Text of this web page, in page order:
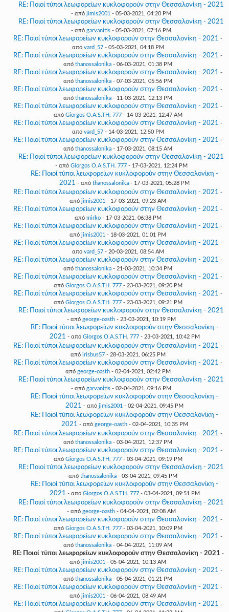
RE: Ποιοί τύποι λεωφορείων κυκλοφορούν στην Θεσσαλονίκη - 2021
- από jimis2001 - 05-03-2021, 04:20 PM
RE: Ποιοί τύποι λεωφορείων κυκλοφορούν στην Θεσσαλονίκη - 2021
- από garvanitis - 05-03-2021, 07:16 PM
RE: Ποιοί τύποι λεωφορείων κυκλοφορούν στην Θεσσαλονίκη - 2021 -
από vard_57- 05-03-2021, 04:18 PM
RE: Ποιοί τύποι λεωφορείων κυκλοφορούν στην Θεσσαλονίκη - 2021 -
από thanossalonika - 06-03-2021, 01:38 PM
RE: Ποιοί τύποι λεωφορείων κυκλοφορούν στην Θεσσαλονίκη - 2021 -
από thanossalonika - 07-03-2021, 05:56 PM
RE: Ποιοί τύποι λεωφορείων κυκλοφορούν στην Θεσσαλονίκη - 2021 -
από thanossalonika - 11-03-2021, 12:13 PM
RE: Ποιοί τύποι λεωφορείων κυκλοφορούν στην Θεσσαλονίκη - 2021 -
από Giorgos O.A.S.TH. 777- 14-03-2021, 12:47 AM
RE: Ποιοί τύποι λεωφορείων κυκλοφορούν στην Θεσσαλονίκη - 2021 -
από vard_57- 14-03-2021, 12:50 PM
RE: Ποιοί τύποι λεωφορείων κυκλοφορούν στην Θεσσαλονίκη - 2021 -
από thanossalonika - 17-03-2021, 08:15 AM
RE: Ποιοί τύποι λεωφορείων κυκλοφορούν στην Θεσσαλονίκη - 2021
- από Giorgos O.A.S.TH. 777- 17-03-2021, 12:24 PM
RE: Ποιοί τύποι λεωφορείων κυκλοφορούν στην Θεσσαλονίκη -
2021 - από thanossalonika - 17-03-2021, 05:28 PM
RE: Ποιοί τύποι λεωφορείων κυκλοφορούν στην Θεσσαλονίκη - 2021 -
από jimis2001 - 17-03-2021, 09:23 AM
RE: Ποιοί τύποι λεωφορείων κυκλοφορούν στην Θεσσαλονίκη - 2021 -
από mirko- 17-03-2021, 06:38 PM
RE: Ποιοί τύποι λεωφορείων κυκλοφορούν στην Θεσσαλονίκη - 2021 -
από jimis2001 - 18-03-2021, 01:01 PM
RE: Ποιοί τύποι λεωφορείων κυκλοφορούν στην Θεσσαλονίκη - 2021 -
από vard_57- 20-03-2021, 08:54 AM
RE: Ποιοί τύποι λεωφορείων κυκλοφορούν στην Θεσσαλονίκη - 2021 -
από thanossalonika - 21-03-2021, 10:34 PM
RE: Ποιοί τύποι λεωφορείων κυκλοφορούν στην Θεσσαλονίκη - 2021 -
από Giorgos O.A.S.TH. 777- 23-03-2021, 09:20 PM
RE: Ποιοί τύποι λεωφορείων κυκλοφορούν στην Θεσσαλονίκη - 2021 -
από Giorgos O.A.S.TH. 777- 23-03-2021, 09:21 PM
RE: Ποιοί τύποι λεωφορείων κυκλοφορούν στην Θεσσαλονίκη - 2021
- από george-oasth- 23-03-2021, 10:19 PM
RE: Ποιοί τύποι λεωφορείων κυκλοφορούν στην Θεσσαλονίκη -
2021 - από Giorgos O.A.S.TH. 777- 23-03-2021, 10:42 PM
RE: Ποιοί τύποι λεωφορείων κυκλοφορούν στην Θεσσαλονίκη - 2021 -
από irisbus57- 28-03-2021, 06:25 PM
RE: Ποιοί τύποι λεωφορείων κυκλοφορούν στην Θεσσαλονίκη - 2021 -
από george-oasth- 02-04-2021, 02:42 PM
RE: Ποιοί τύποι λεωφορείων κυκλοφορούν στην Θεσσαλονίκη - 2021
- από garvanitis - 02-04-2021, 09:16 PM
RE: Ποιοί τύποι λεωφορείων κυκλοφορούν στην Θεσσαλονίκη -
2021 - από jimis2001 - 02-04-2021, 09:45 PM
RE: Ποιοί τύποι λεωφορείων κυκλοφορούν στην Θεσσαλονίκη -
2021 - από george-oasth- 02-04-2021, 10:35 PM
RE: Ποιοί τύποι λεωφορείων κυκλοφορούν στην Θεσσαλονίκη - 2021 -
από thanossalonika - 03-04-2021, 12:37 PM
RE: Ποιοί τύποι λεωφορείων κυκλοφορούν στην Θεσσαλονίκη - 2021 -
από Giorgos O.A.S.TH. 777- 03-04-2021, 09:19 PM
RE: Ποιοί τύποι λεωφορείων κυκλοφορούν στην Θεσσαλονίκη - 2021
- από thanossalonika - 03-04-2021, 09:45 PM
RE: Ποιοί τύποι λεωφορείων κυκλοφορούν στην Θεσσαλονίκη -
2021 - από Giorgos O.A.S.TH. 777- 03-04-2021, 09:51 PM
RE: Ποιοί τύποι λεωφορείων κυκλοφορούν στην Θεσσαλονίκη - 2021
- από george-oasth- 04-04-2021, 02:08 AM
RE: Ποιοί τύποι λεωφορείων κυκλοφορούν στην Θεσσαλονίκη - 2021 -
από Giorgos O.A.S.TH. 777- 03-04-2021, 10:09 PM
RE: Ποιοί τύποι λεωφορείων κυκλοφορούν στην Θεσσαλονίκη - 2021 -
από thanossalonika - 04-04-2021, 11:09 AM
RE: Ποιοί τύποι λεωφορείων κυκλοφορούν στην Θεσσαλονίκη - 2021 -
από jimis2001 - 05-04-2021, 10:13 AM
RE: Ποιοί τύποι λεωφορείων κυκλοφορούν στην Θεσσαλονίκη - 2021 -
από thanossalonika - 05-04-2021, 01:21 PM
RE: Ποιοί τύποι λεωφορείων κυκλοφορούν στην Θεσσαλονίκη - 2021 -
από jimis2001 - 06-04-2021, 08:49 AM
RE: Ποιοί τύποι λεωφορείων κυκλοφορούν στην Θεσσαλονίκη - 2021 -